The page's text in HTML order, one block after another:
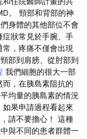
。 頸部和背部的神
身體的其他部位不會
狀常見於手腕、手
，疼痛不僅會出現
部到肩膀、從肘部到
我們細胞的很大一部
，在胰島素阻抗的
均量的胰島素的情況
果申請過程看起來
請不要擔心！ 這種
與不同的患者群體一